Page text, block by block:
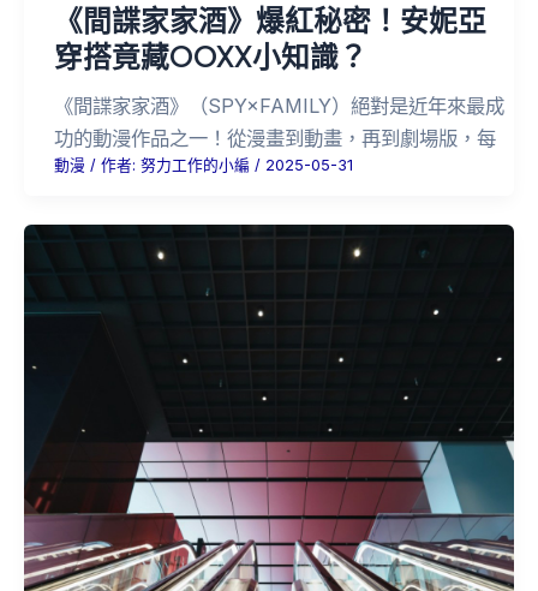
《間諜家家酒》爆紅秘密！安妮亞
穿搭竟藏OOXX小知識？
《間諜家家酒》（SPY×FAMILY）絕對是近年來最成
功的動漫作品之一！從漫畫到動畫，再到劇場版，每
動漫 / 作者: 努力工作的小編 / 2025-05-31